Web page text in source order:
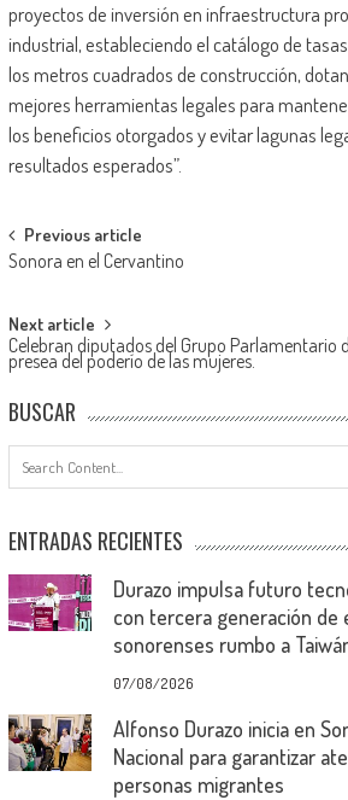
proyectos de inversión en infraestructura
industrial, estableciendo el catálogo de
los metros cuadrados de construcción,
mejores herramientas legales para
los beneficios otorgados y evitar lagunas
resultados esperados”.
Post
navigation
Previous article
Sonora en el Cervantino
Next article
Celebran diputados del Grupo Parlamentario
presea del poderío de las mujeres.
BUSCAR
ENTRADAS RECIENTES
Durazo impulsa futuro
con tercera generación de
sonorenses rumbo a
07/08/2026
Alfonso Durazo inicia en
Nacional para garantizar
personas migrantes